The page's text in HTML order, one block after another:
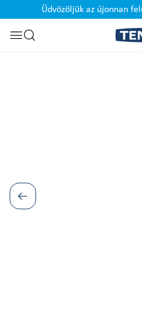
Ugrás a kereséshez
Üdvözöljük az újonnan